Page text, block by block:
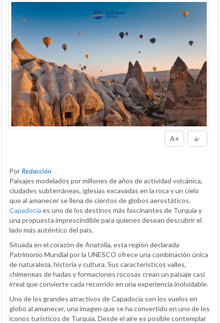
A+ a-
PorRedacción
Paisajes modelados por millones de años de actividad volcánica,
ciudades subterráneas, iglesias excavadas en la roca y un cielo
que al amanecer se llena de cientos de globos aerostáticos.
Capadocia es uno de los destinos más fascinantes de Turquía y
una propuesta imprescindible para quienes desean descubrir el
lado más auténtico del país.
Situada en el corazón de Anatolia, esta región declarada
Patrimonio Mundial por la UNESCO ofrece una combinación única
de naturaleza, historia y cultura. Sus característicos valles,
chimeneas de hadas y formaciones rocosas crean un paisaje casi
irreal que convierte cada recorrido en una experiencia inolvidable.
Uno de los grandes atractivos de Capadocia son los vuelos en
globo al amanecer, una imagen que se ha convertido en uno de los
iconos turísticos de Turquía. Desde el aire es posible contemplar